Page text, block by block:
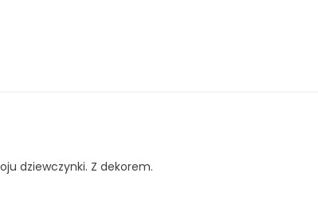
dziewczynki. Z dekorem.